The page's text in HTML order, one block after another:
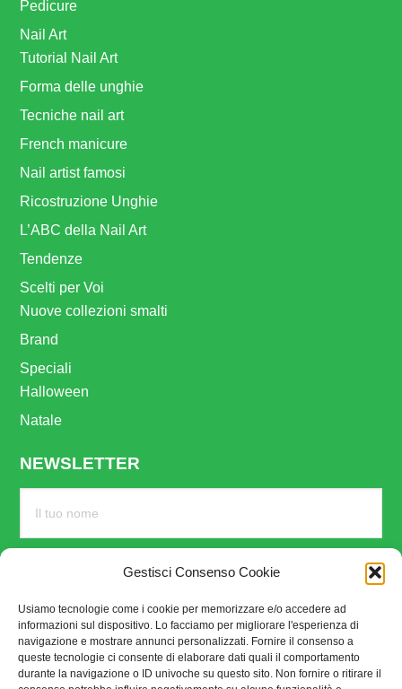
Gestisci Consenso Cookie
Usiamo tecnologie come i cookie per memorizzare e/o accedere ad
informazioni sul dispositivo. Lo facciamo per migliorare l'esperienza di
navigazione e mostrare annunci personalizzati. Fornire il consenso a
queste tecnologie ci consente di elaborare dati quali il comportamento
durante la navigazione o ID univoche su questo sito. Non fornire o ritirare il
Pedicure
Nail Art
Tutorial Nail Art
Forma delle unghie
Tecniche nail art
French manicure
Nail artist famosi
Ricostruzione Unghie
L’ABC della Nail Art
Tendenze
Scelti per Voi
Nuove collezioni smalti
Brand
Speciali
Halloween
Natale
NEWSLETTER